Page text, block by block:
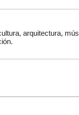
arquitectura,